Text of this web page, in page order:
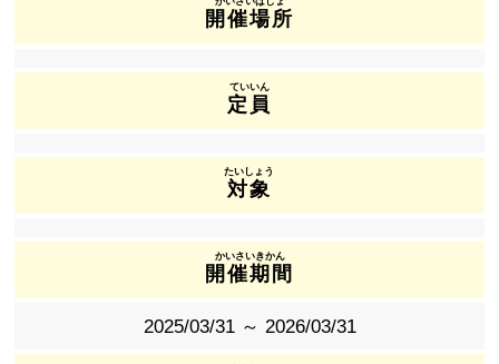
開催場所
定員
対象
開催期間
2025/03/31 ～ 2026/03/31